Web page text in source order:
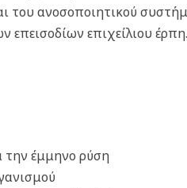
του ανοσοποιητικού
επιχείλιου
την έμμηνο ρύση